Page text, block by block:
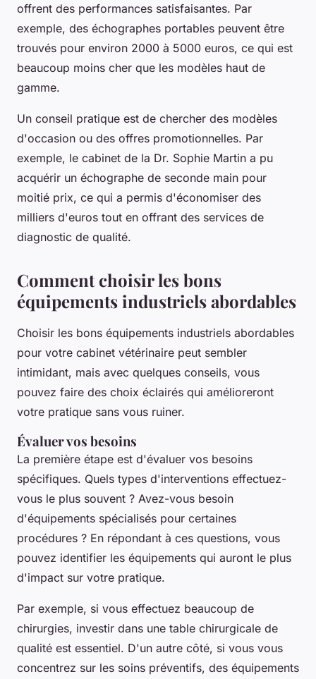
offrent des performances satisfaisantes. Par
exemple, des échographes portables peuvent être
trouvés pour environ 2000 à 5000 euros, ce qui est
beaucoup moins cher que les modèles haut de
gamme.
Un conseil pratique est de chercher des modèles
d'occasion ou des offres promotionnelles. Par
exemple, le cabinet de la Dr. Sophie Martin a pu
acquérir un échographe de seconde main pour
moitié prix, ce qui a permis d'économiser des
milliers d'euros tout en offrant des services de
diagnostic de qualité.
Comment choisir les bons
équipements industriels abordables
Choisir les bons équipements industriels abordables
pour votre cabinet vétérinaire peut sembler
intimidant, mais avec quelques conseils, vous
pouvez faire des choix éclairés qui amélioreront
votre pratique sans vous ruiner.
Évaluer vos besoins
La première étape est d'évaluer vos besoins
spécifiques. Quels types d'interventions effectuez-
vous le plus souvent ? Avez-vous besoin
d'équipements spécialisés pour certaines
procédures ? En répondant à ces questions, vous
pouvez identifier les équipements qui auront le plus
d'impact sur votre pratique.
Par exemple, si vous effectuez beaucoup de
chirurgies, investir dans une table chirurgicale de
qualité est essentiel. D'un autre côté, si vous vous
concentrez sur les soins préventifs, des équipements